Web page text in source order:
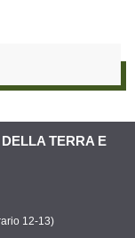
TERRA E
12-13)